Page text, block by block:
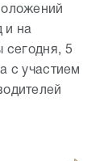
и на
сегодня, 5
с участием